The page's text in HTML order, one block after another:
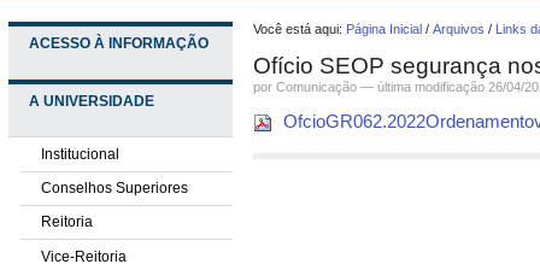
ACESSO À INFORMAÇÃO
A UNIVERSIDADE
Institucional
Conselhos Superiores
Reitoria
Vice-Reitoria
Você está aqui: Página Inicial /Arquivos / Links
Ofício SEOP segurança
porComunicação —última modificação 26/04/